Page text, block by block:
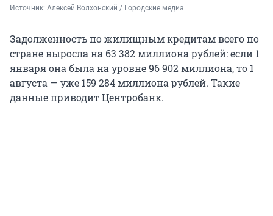
Источник: Алексей Волхонский / Городские медиа
Задолженность по жилищным кредитам всего по
стране выросла на 63 382миллиона рублей: если 1
января она была на уровне96 902миллиона, то 1
августа — уже 159 284миллиона рублей. Такие
данные приводит Центробанк.